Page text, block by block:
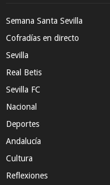
Semana Santa Sevilla
Cofradías en directo
Sevilla
Real Betis
Sevilla FC
Nacional
Deportes
Andalucía
Cultura
Reflexiones